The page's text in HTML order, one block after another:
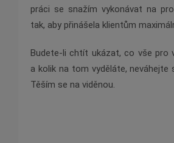
práci se snažím vykonávat na
tak, aby přinášela klientům
Budete-li chtít ukázat, co vše pro
a kolik na tom vyděláte, neváhejte
Těším se na viděnou.